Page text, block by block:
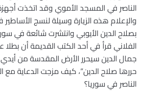
الناصر في المسجد الأموي وقد اتخذت
والإعلام هذه الزيارة وسيلة لنسج
بصلاح الدين الأيوبي وانتشرت شائعة في
الفلاني قرأ في أحد الكتب القديمة أن بطلا
جمال الدين سيحرر الأرض المقدسة من
حررها صلاح الدين”، كيف مزجت الدعاية مع
الناصر في سوريا؟